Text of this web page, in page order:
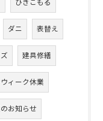
ひきこもる
ダニ 表替え
建具修繕
ィーク休業
お知らせ